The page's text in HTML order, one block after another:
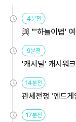
4분전
與 "'하늘이법'
9분전
'캐시딜' 캐시워
14분전
관세전쟁 '엔드
용해야
17분전